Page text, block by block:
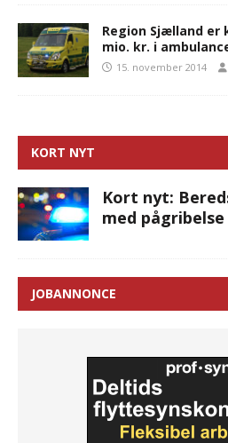
Region Sjælland er
mio. kr. i
15. november 2014
KORT NYT
Kort nyt:
med
JOBANNONCE